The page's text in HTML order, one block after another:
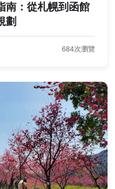
南：從札幌到函館
劃
684次瀏覽